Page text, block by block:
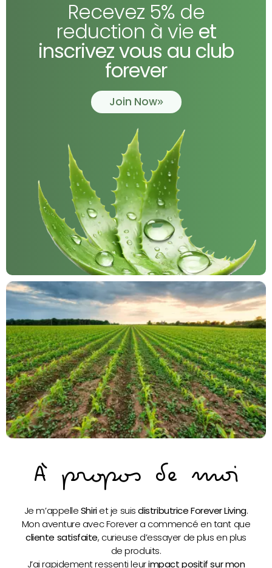
Recevez 5% de
reduction à vie et
inscrivez vous au club
forever
Join Now
À propos de moi
Je m’appelleShiriet je suisdistributrice Forever Living.
Mon aventure avec Forever a commencé en tant que
cliente satisfaite, curieuse d’essayer de plus en plus
de produits.
J’ai rapidement ressenti leurimpact positif sur mon